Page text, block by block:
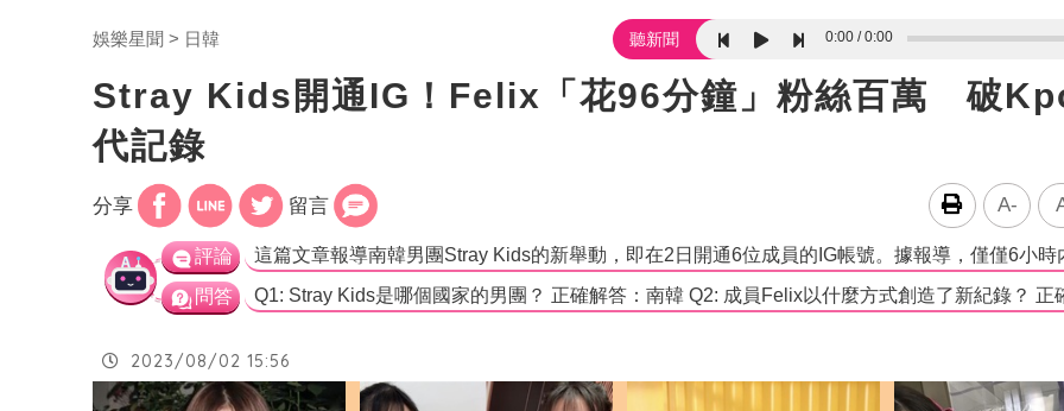
娛樂星聞 日韓 聽新聞 0:00 0:00
Stray Kids開通IG！Felix「花96分鐘」粉絲百萬 破
代記錄
分享 留言 A-
評論
問答
2023/08/02 15:56